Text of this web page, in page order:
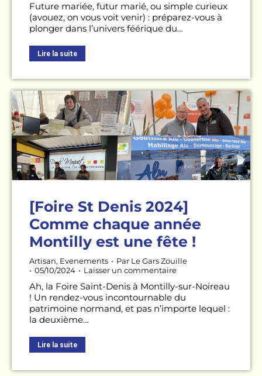
Future mariée, futur marié, ou simple curieux
(avouez, on vous voit venir) : préparez-vous à
plonger dans l’univers féérique du…
Lire la suite
[Foire St Denis 2024]
Comme chaque année
Montilly est une fête !
Artisan, Evenements Par Le Gars Zouille
05/10/2024
Laisser un commentaire
Ah, la Foire Saint-Denis à Montilly-sur-Noireau
! Un rendez-vous incontournable du
patrimoine normand, et pas n’importe lequel :
la deuxième…
Lire la suite